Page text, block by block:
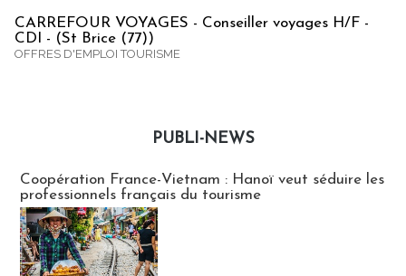
CARREFOUR VOYAGES - Conseiller voyages H/F -
CDI - (St Brice (77))
OFFRES D'EMPLOI TOURISME
PUBLI-NEWS
Coopération France-Vietnam : Hanoï veut séduire les
professionnels français du tourisme